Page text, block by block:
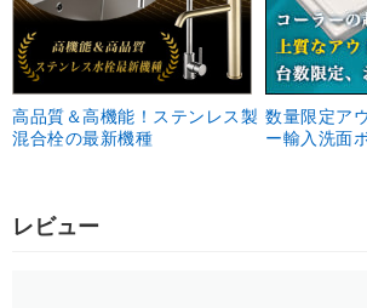
高品質＆高機能！ステンレス製
混合栓の最新機種
数量限定ア
ー輸入洗面
レビュー